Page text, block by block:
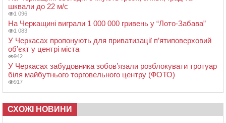
шквали до 22 м/с
1 096
На Черкащині виграли 1 000 000 гривень у “Лото-Забава”
1 083
У Черкасах пропонують для приватизації п’ятиповерховий
об’єкт у центрі міста
942
У Черкасах забудовника зобов’язали розблокувати тротуар
біля майбутнього торговельного центру (ФОТО)
917
СХОЖІ НОВИНИ